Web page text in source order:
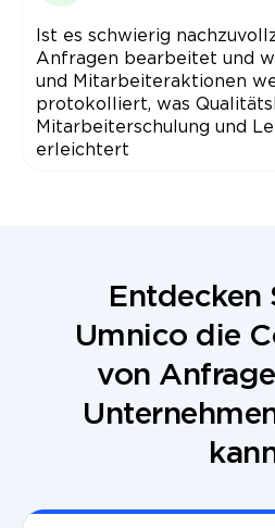
Ist es schwierig
Anfragen bearbeitet und
und Mitarbeiteraktionen
protokolliert, was
Mitarbeiterschulung und
erleichtert
Entdecken
Umnico die
von